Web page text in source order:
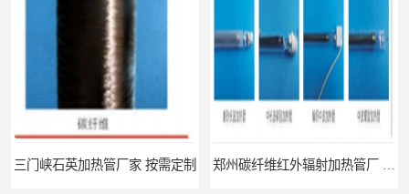
三门峡石英加热管厂家 按需定制